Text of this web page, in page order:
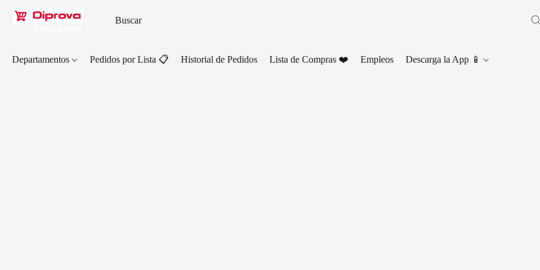
Departamentos Pedidos por Lista 📋 Historial de Pedidos Lista de Compras ❤️ Empleos Descarga la App 📱